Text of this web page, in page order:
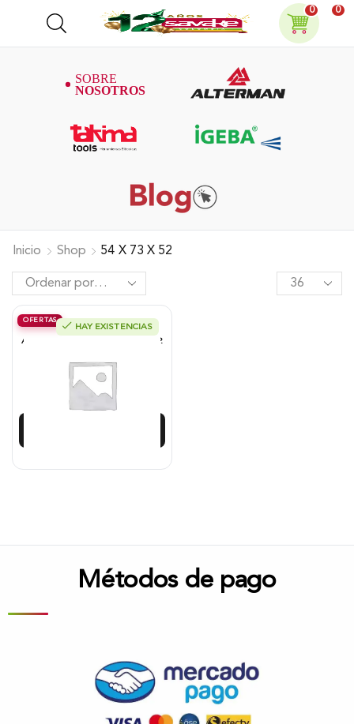
0 0
Inicio Shop 54 X 73 X 52
OFERTAS
HAY EXISTENCIAS
Motobomba Alterman, Diesel,
Autocebante «2X2», 4.2Hp, Xdwp2P.
$2.120.042
$ 1.908.038
Métodos de pago